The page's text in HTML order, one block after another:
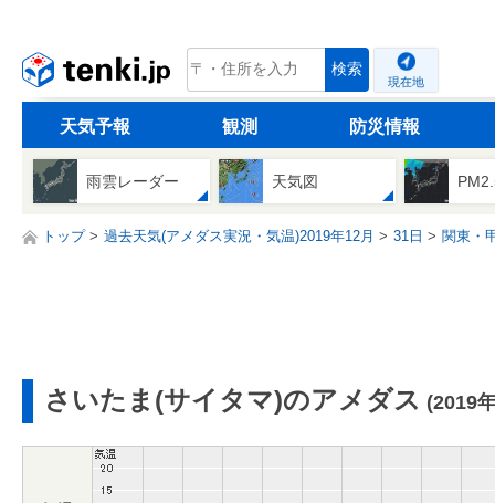
tenki.jp 検索
現在地
天気予報 観測 防災情報
雨雲レーダー 天気図
トップ 過去天気(アメダス実況・気温)2019年12月 31日 関東・
さいたま(サイタマ)のアメダス (2019